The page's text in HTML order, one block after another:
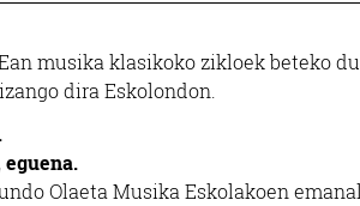
musika klasikoko zikloek beteko
dira Eskolondon.
Olaeta Musika Eskolakoen